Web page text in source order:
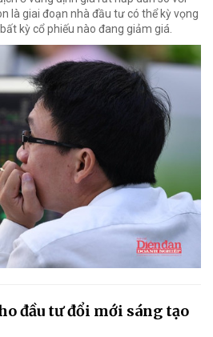
là giai đoạn nhà đầu tư có thể kỳ vọng
kỳ cổ phiếu nào đang giảm giá.
đầu tư đổi mới sáng tạo